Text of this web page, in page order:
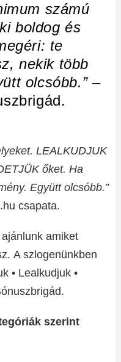
számú
boldog és
te
nekik több
olcsóbb.”–
LEALKUDJUK
őket. Ha
Együtt olcsóbb.”
csapata.
amiket
A szlogenünkben
• Lealkudjuk •
szerint